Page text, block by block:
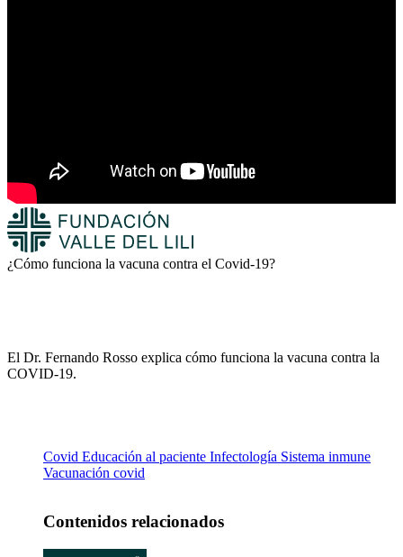
¿Cómo funciona la vacuna contra el Covid-19?
El Dr. Fernando Rosso explica cómo funciona la vacuna contra la
COVID-19.
Covid Educación al paciente Infectología Sistema inmune
Vacunación covid
Contenidos relacionados